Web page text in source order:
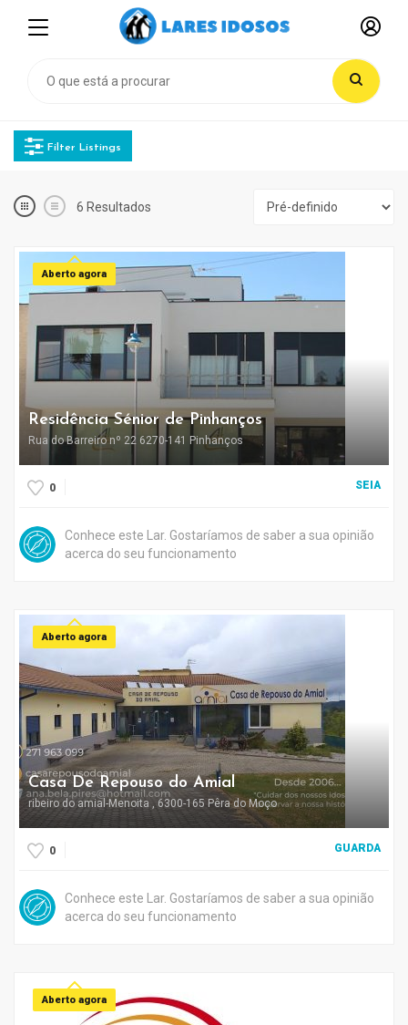
Filter Listings
6 Resultados
Aberto agora
Residência Sénior de Pinhanços
Rua do Barreiro nº 22 6270-141 Pinhanços
0 SEIA
Conhece este Lar. Gostaríamos de saber a sua opinião
acerca do seu funcionamento
Aberto agora
Casa De Repouso do Amial
ribeiro do amial-Menoita , 6300-165 Pêra do Moço
0 GUARDA
Conhece este Lar. Gostaríamos de saber a sua opinião
acerca do seu funcionamento
Aberto agora